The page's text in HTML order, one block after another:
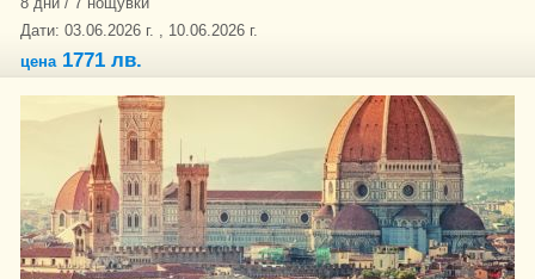
Дати: 03.06.2026 г. , 10.06.2026 г.
цена1771 лв.